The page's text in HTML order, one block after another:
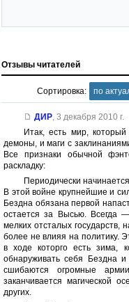
Отзывы читателей
Сортировка: по
ДИР, 3 декабря 2010 г.
Итак, есть мир,
демоны, и маги с
Все признаки обычной
раскладку:
Периодически
В этой войне крупнейшие и
Бездна обязана первой
остается за Высью. Всегда
мелких отсталых государств,
более не влияя на политику.
в ходе которго есть зима,
обнаруживать себя Бездна и
сшибаются огромные
заканчивается магической
других.